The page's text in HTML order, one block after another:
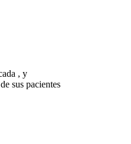
, y
sus pacientes